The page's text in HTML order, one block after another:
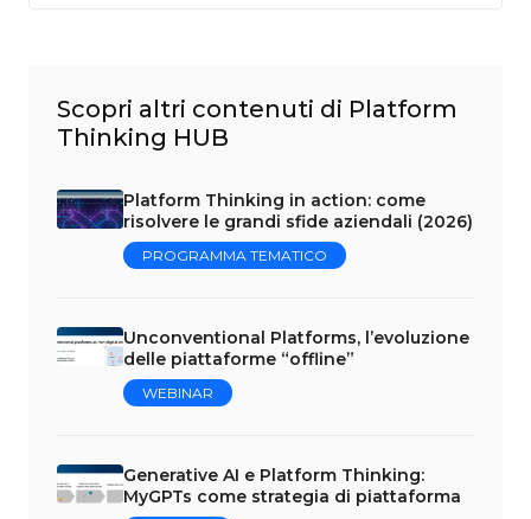
Scopri altri contenuti di Platform
Thinking HUB
Platform Thinking in action: come
risolvere le grandi sfide aziendali (2026)
PROGRAMMA TEMATICO
Unconventional Platforms, l’evoluzione
delle piattaforme “offline”
WEBINAR
Generative AI e Platform Thinking:
MyGPTs come strategia di piattaforma